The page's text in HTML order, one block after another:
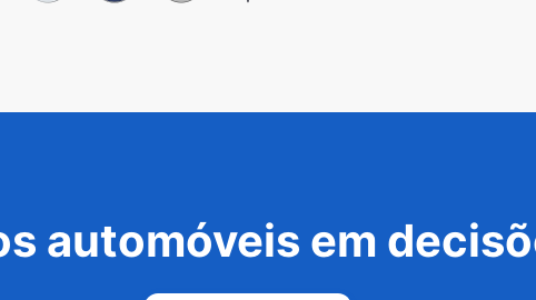
automóveis em